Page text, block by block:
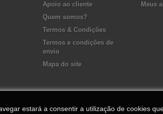
Apoio ao cliente
Quem somos?
Termos & Condições
Termos e condições de
envio
Mapa do site
Meus
estará a consentir a utilização de cookies